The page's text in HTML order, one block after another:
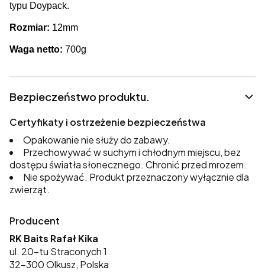
typu Doypack.
Rozmiar: 12mm
Waga netto: 700g
Bezpieczeństwo produktu.
Certyfikaty i ostrzeżenie bezpieczeństwa
Opakowanie nie służy do zabawy.
Przechowywać w suchym i chłodnym miejscu, bez
dostępu światła słonecznego. Chronić przed mrozem.
Nie spożywać. Produkt przeznaczony wyłącznie dla
zwierząt.
Producent
RK Baits Rafał Kika
ul. 20-tu Straconych 1
32-300 Olkusz, Polska